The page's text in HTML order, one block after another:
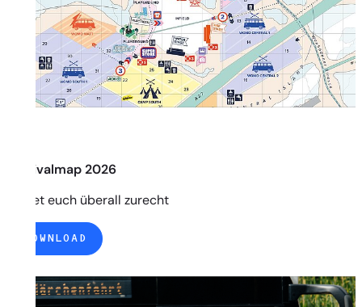
Festivalmap 2026
Findet euch überall zurecht
DOWNLOAD